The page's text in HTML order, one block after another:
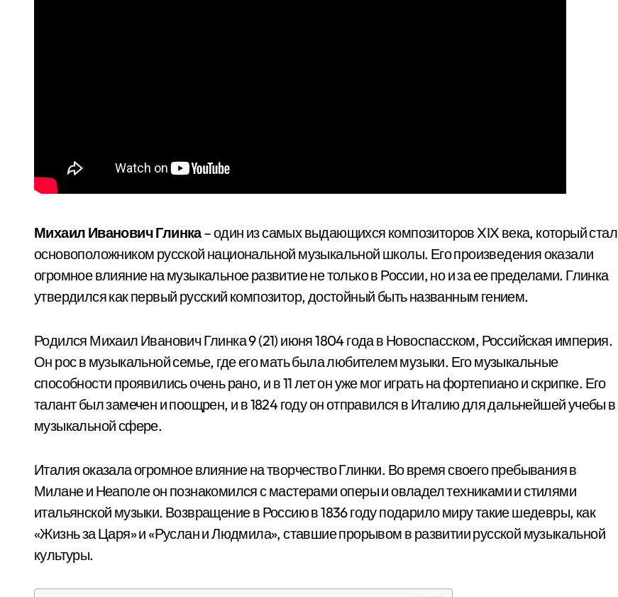
Михаил Иванович Глинка– один из самых выдающихся композиторов XIX века, который стал
основоположником русской национальной музыкальной школы. Его произведения оказали
огромное влияние на музыкальное развитие не только в России, но и за ее пределами. Глинка
утвердился как первый русский композитор, достойный быть названным гением.
Родился Михаил Иванович Глинка 9 (21) июня 1804 года в Новоспасском, Российская империя.
Он рос в музыкальной семье, где его мать была любителем музыки. Его музыкальные
способности проявились очень рано, и в 11 лет он уже мог играть на фортепиано и скрипке. Его
талант был замечен и поощрен, и в 1824 году он отправился в Италию для дальнейшей учебы в
музыкальной сфере.
Италия оказала огромное влияние на творчество Глинки. Во время своего пребывания в
Милане и Неаполе он познакомился с мастерами оперы и овладел техниками и стилями
итальянской музыки. Возвращение в Россию в 1836 году подарило миру такие шедевры, как
«Жизнь за Царя» и «Руслан и Людмила», ставшие прорывом в развитии русской музыкальной
культуры.